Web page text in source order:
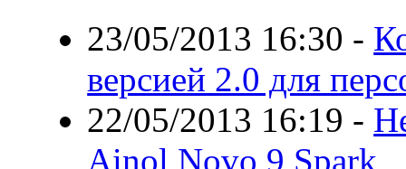
23/05/2013 16:30 -
версией 2.0 для
22/05/2013 16:19 -
Ainol Novo 9 Spark